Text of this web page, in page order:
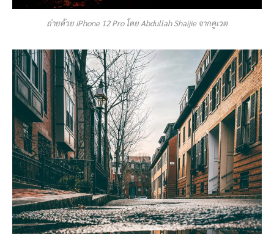
ถ่ายด้วย iPhone 12 Pro โดย Abdullah Shaijie จากคูเวต